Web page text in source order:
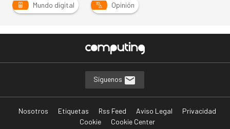
Mundo digital Opinión
Síguenos
Nosotros Etiquetas Rss Feed Aviso Legal
Privacidad
Cookie
Cookie Center